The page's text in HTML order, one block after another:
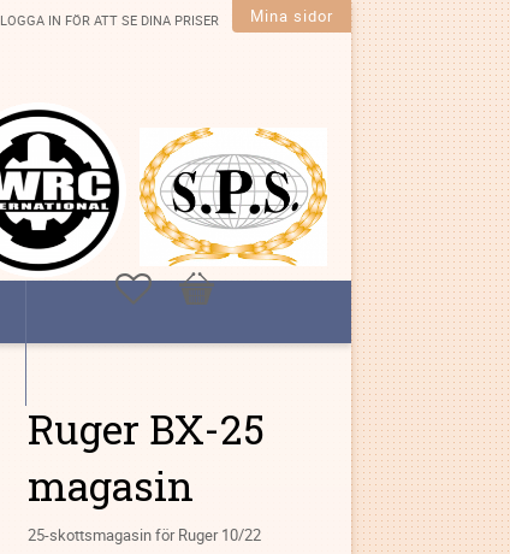
LOGGA IN FÖR ATT SE DINA PRISER Mina sidor
FavoriterKundvagn
Ruger BX-25
magasin
25-skottsmagasin för Ruger 10/22